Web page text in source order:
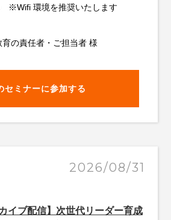
※Wifi 環境を推奨いたします
の責任者・ご担当者 様
セミナーに参加する
2026/08/31
イブ配信】次世代リーダー育成